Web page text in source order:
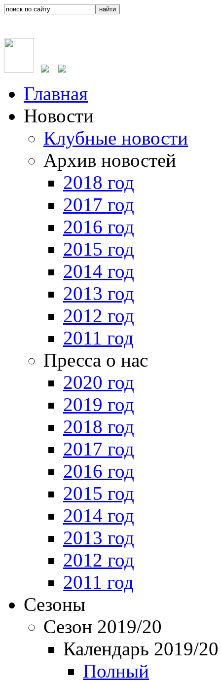
Главная
Новости
Клубные новости
Архив новостей
2018 год
2017 год
2016 год
2015 год
2014 год
2013 год
2012 год
2011 год
Пресса о нас
2020 год
2019 год
2018 год
2017 год
2016 год
2015 год
2014 год
2013 год
2012 год
2011 год
Сезоны
Сезон 2019/20
Календарь 2019/20
Полный